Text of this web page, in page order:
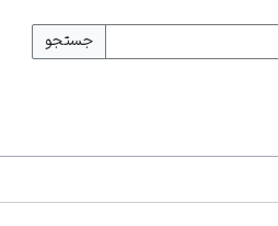
جستجو